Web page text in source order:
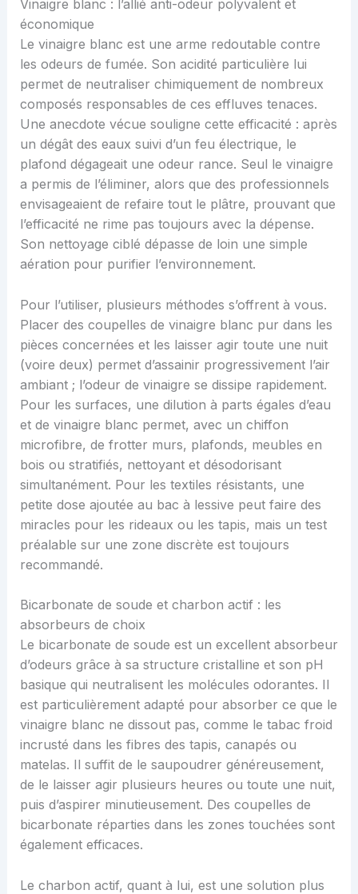
Vinaigre blanc : l’allié anti-odeur polyvalent et
économique
Le vinaigre blanc est une arme redoutable contre
les odeurs de fumée. Son acidité particulière lui
permet de neutraliser chimiquement de nombreux
composés responsables de ces effluves tenaces.
Une anecdote vécue souligne cette efficacité : après
un dégât des eaux suivi d’un feu électrique, le
plafond dégageait une odeur rance. Seul le vinaigre
a permis de l’éliminer, alors que des professionnels
envisageaient de refaire tout le plâtre, prouvant que
l’efficacité ne rime pas toujours avec la dépense.
Son nettoyage ciblé dépasse de loin une simple
aération pour purifier l’environnement.
Pour l’utiliser, plusieurs méthodes s’offrent à vous.
Placer des coupelles de vinaigre blanc pur dans les
pièces concernées et les laisser agir toute une nuit
(voire deux) permet d’assainir progressivement l’air
ambiant ; l’odeur de vinaigre se dissipe rapidement.
Pour les surfaces, une dilution à parts égales d’eau
et de vinaigre blanc permet, avec un chiffon
microfibre, de frotter murs, plafonds, meubles en
bois ou stratifiés, nettoyant et désodorisant
simultanément. Pour les textiles résistants, une
petite dose ajoutée au bac à lessive peut faire des
miracles pour les rideaux ou les tapis, mais un test
préalable sur une zone discrète est toujours
recommandé.
Bicarbonate de soude et charbon actif : les
absorbeurs de choix
Le bicarbonate de soude est un excellent absorbeur
d’odeurs grâce à sa structure cristalline et son pH
basique qui neutralisent les molécules odorantes. Il
est particulièrement adapté pour absorber ce que le
vinaigre blanc ne dissout pas, comme le tabac froid
incrusté dans les fibres des tapis, canapés ou
matelas. Il suffit de le saupoudrer généreusement,
de le laisser agir plusieurs heures ou toute une nuit,
puis d’aspirer minutieusement. Des coupelles de
bicarbonate réparties dans les zones touchées sont
également efficaces.
Le charbon actif, quant à lui, est une solution plus